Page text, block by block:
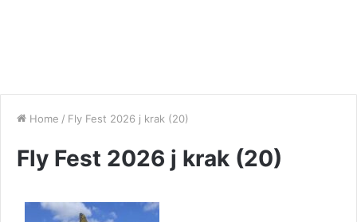
Home / Fly Fest 2026 j krak (20)
Fly Fest 2026 j krak (20)